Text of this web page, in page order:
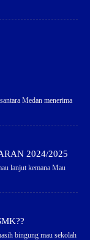
Medan menerima
2024/2025
lanjut kemana Mau
bingung mau sekolah